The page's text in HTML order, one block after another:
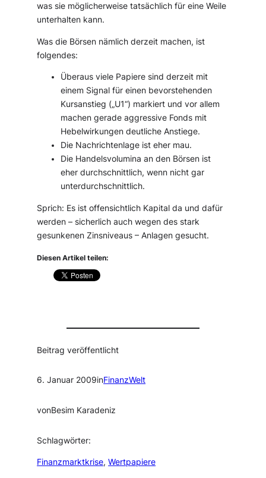
was sie möglicherweise tatsächlich für eine Weile
unterhalten kann.
Was die Börsen nämlich derzeit machen, ist
folgendes:
Überaus viele Papiere sind derzeit mit
einem Signal für einen bevorstehenden
Kursanstieg („U1“) markiert und vor allem
machen gerade aggressive Fonds mit
Hebelwirkungen deutliche Anstiege.
Die Nachrichtenlage ist eher mau.
Die Handelsvolumina an den Börsen ist
eher durchschnittlich, wenn nicht gar
unterdurchschnittlich.
Sprich: Es ist offensichtlich Kapital da und dafür
werden – sicherlich auch wegen des stark
gesunkenen Zinsniveaus – Anlagen gesucht.
Diesen Artikel teilen:
Beitrag veröffentlicht
6. Januar 2009inFinanzWelt
vonBesim Karadeniz
Schlagwörter:
Finanzmarktkrise, Wertpapiere